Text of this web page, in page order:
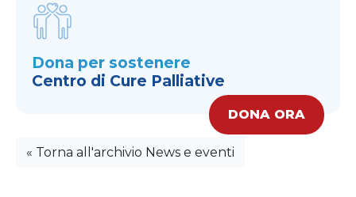
Dona per sostenere
Centro di Cure Palliative
DONA ORA
« Torna all'archivio News e eventi